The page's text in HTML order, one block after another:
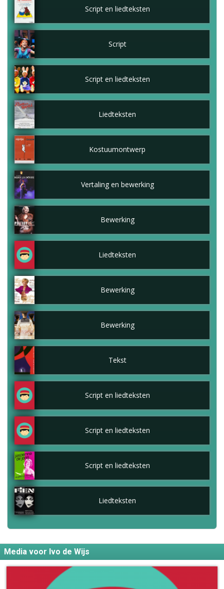
Script en liedteksten
Script
Script en liedteksten
Liedteksten
Kostuumontwerp
Vertaling en bewerking
Bewerking
Liedteksten
Bewerking
Bewerking
Tekst
Script en liedteksten
Script en liedteksten
Script en liedteksten
Liedteksten
Media voor Ivo de Wijs